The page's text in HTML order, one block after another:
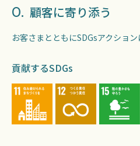
0. 顧客に寄り添う
お客さまとともにSDGsアクショ
貢献するSDGs